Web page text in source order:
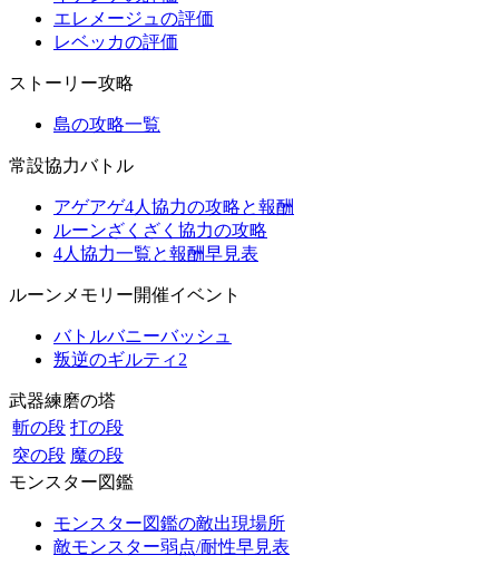
エレメージュの評価
レベッカの評価
ストーリー攻略
島の攻略一覧
常設協力バトル
アゲアゲ4人協力の攻略と報酬
ルーンざくざく協力の攻略
4人協力一覧と報酬早見表
ルーンメモリー開催イベント
バトルバニーバッシュ
叛逆のギルティ2
武器練磨の塔
斬の段 打の段
突の段 魔の段
モンスター図鑑
モンスター図鑑の敵出現場所
敵モンスター弱点/耐性早見表